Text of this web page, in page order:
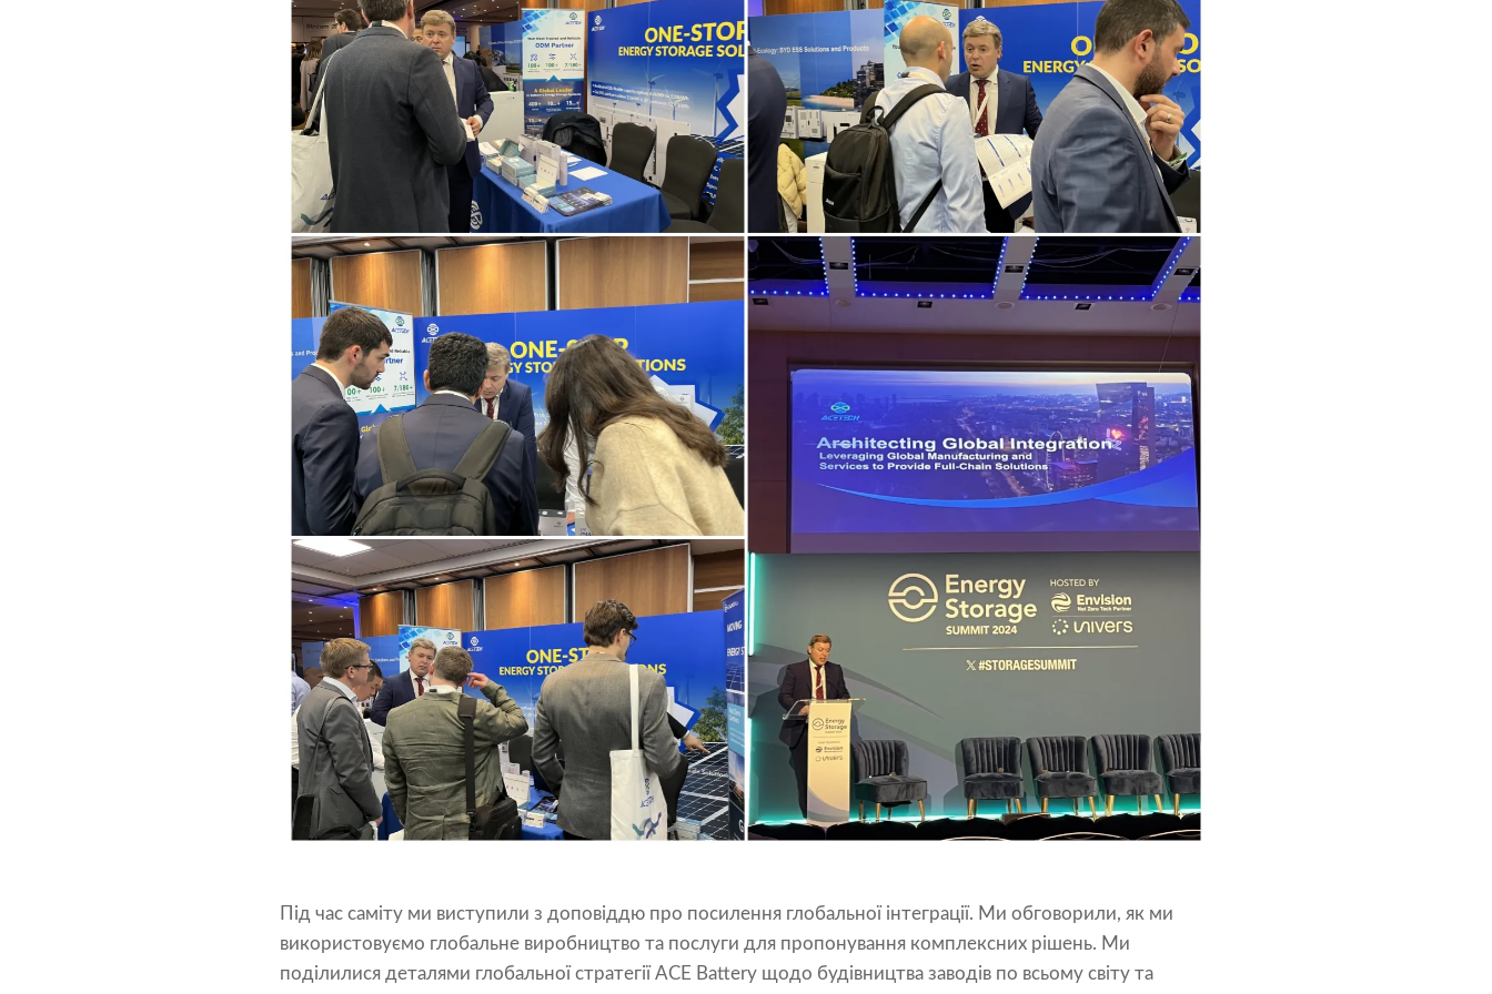
Під час саміту ми виступили з доповіддю про посилення глобальної інтеграції. Ми обговорили, як ми
використовуємо глобальне виробництво та послуги для пропонування комплексних рішень. Ми
поділилися деталями глобальної стратегії ACE Battery щодо будівництва заводів по всьому світу та